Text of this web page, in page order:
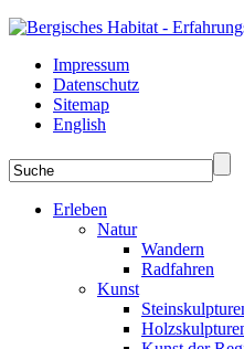
Impressum
Datenschutz
Sitemap
English
Erleben
Natur
Wandern
Radfahren
Kunst